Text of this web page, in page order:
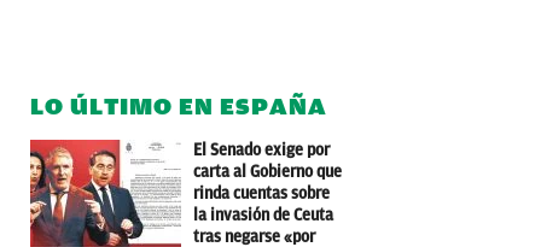
LO ÚLTIMO EN ESPAÑA
El Senado exige por
carta al Gobierno que
rinda cuentas sobre
la invasión de Ceuta
tras negarse «por